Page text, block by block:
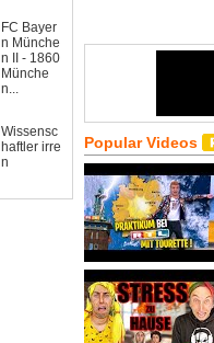
FC Bayer
n Münche
n II - 1860
Münche
n...
Wissensc
haftler irre
n
Popular Videos